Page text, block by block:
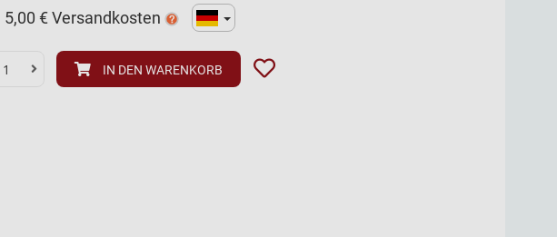
5,00 € Versandkosten
IN DEN WARENKORB